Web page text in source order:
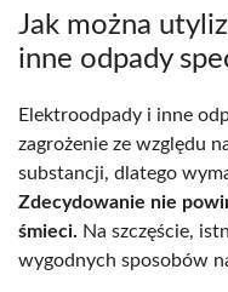
Jak można
inne odpady
Elektroodpady i inne
zagrożenie ze względu
substancji, dlatego
Zdecydowanie nie
śmieci. Na szczęście,
wygodnych sposobów